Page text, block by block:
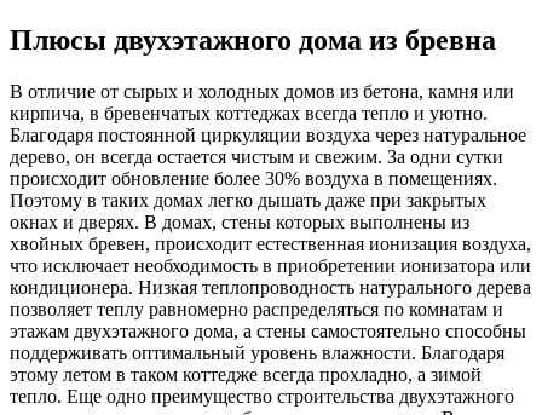
Плюсы двухэтажного дома из бревна
В отличие от сырых и холодных домов из бетона, камня или
кирпича, в бревенчатых коттеджах всегда тепло и уютно.
Благодаря постоянной циркуляции воздуха через натуральное
дерево, он всегда остается чистым и свежим. За одни сутки
происходит обновление более 30% воздуха в помещениях.
Поэтому в таких домах легко дышать даже при закрытых
окнах и дверях. В домах, стены которых выполнены из
хвойных бревен, происходит естественная ионизация воздуха,
что исключает необходимость в приобретении ионизатора или
кондиционера. Низкая теплопроводность натурального дерева
позволяет теплу равномерно распределяться по комнатам и
этажам двухэтажного дома, а стены самостоятельно способны
поддерживать оптимальный уровень влажности. Благодаря
этому летом в таком коттедже всегда прохладно, а зимой
тепло. Еще одно преимущество строительства двухэтажного